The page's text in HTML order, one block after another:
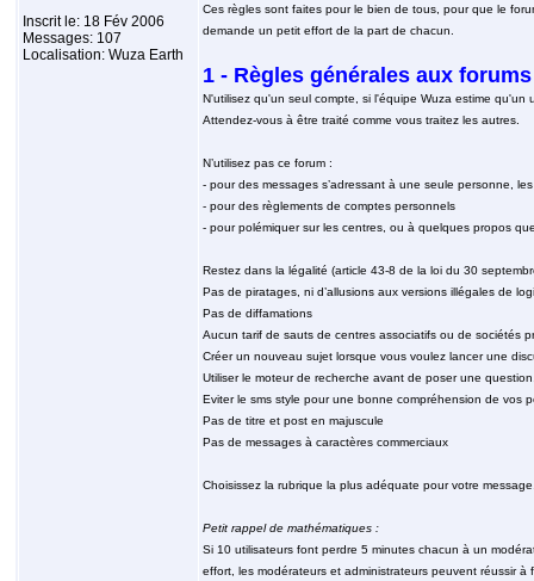
Inscrit le: 18 Fév 2006
Messages: 107
Localisation: Wuza Earth
Ces règles sont faites pour le bien de tous, pour que le
demande un petit effort de la part de chacun.
1 - Règles générales aux
N'utilisez qu'un seul compte, si l'équipe Wuza estime qu'un
Attendez-vous à être traité comme vous traitez les autres.
N’utilisez pas ce forum :
- pour des messages s’adressant à une seule personne,
- pour des règlements de comptes personnels
- pour polémiquer sur les centres, ou à quelques propos
Restez dans la légalité (article 43-8 de la loi du 30
Pas de piratages, ni d’allusions aux versions illégales de
Pas de diffamations
Aucun tarif de sauts de centres associatifs ou de sociétés
Créer un nouveau sujet lorsque vous voulez lancer une
Utiliser le moteur de recherche avant de poser une
Eviter le sms style pour une bonne compréhension de vos
Pas de titre et post en majuscule
Pas de messages à caractères commerciaux
Choisissez la rubrique la plus adéquate pour votre
Petit rappel de mathématiques :
Si 10 utilisateurs font perdre 5 minutes chacun à un
effort, les modérateurs et administrateurs peuvent réussir